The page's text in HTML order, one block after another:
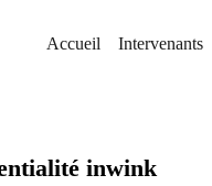
Accueil Intervenants
inwink